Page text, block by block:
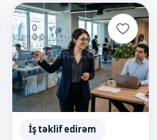
İş təklif edirəm